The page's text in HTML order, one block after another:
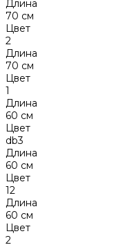
Длина
70 см
Цвет
2
Длина
70 см
Цвет
1
Длина
60 см
Цвет
db3
Длина
60 см
Цвет
12
Длина
60 см
Цвет
2